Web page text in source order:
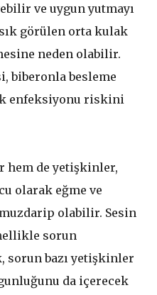
ve uygun yutmayı
görülen orta kulak
neden olabilir.
biberonla besleme
enfeksiyonu riskini
hem de yetişkinler,
olarak eğme ve
olabilir. Sesin
sorun
sorun bazı yetişkinler
da içerecek